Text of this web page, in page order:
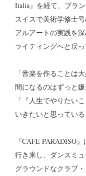
Italia』を経て、ブラ
スイスで美術学修士
アルアートの実践を
ライティングへと戻っ
「音楽を作ることは
間になるのはずっと
「『人生でやりたい
いきたいと思っている
『CAFE PARADISO
行き来し、ダンスミ
グラウンドなクラブ